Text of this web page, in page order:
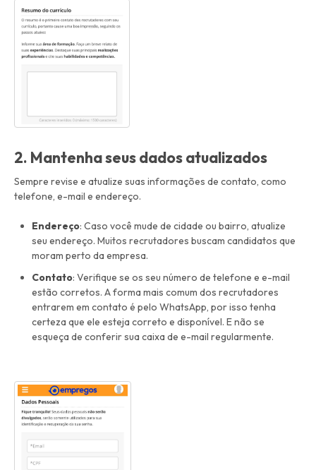
2. Mantenha seus dados atualizados
Sempre revise e atualize suas informações de contato, como
telefone, e-mail e endereço.
Endereço: Caso você mude de cidade ou bairro, atualize
seu endereço. Muitos recrutadores buscam candidatos que
moram perto da empresa.
Contato: Verifique se os seu número de telefone e e-mail
estão corretos. A forma mais comum dos recrutadores
entrarem em contato é pelo WhatsApp, por isso tenha
certeza que ele esteja correto e disponível. E não se
esqueça de conferir sua caixa de e-mail regularmente.